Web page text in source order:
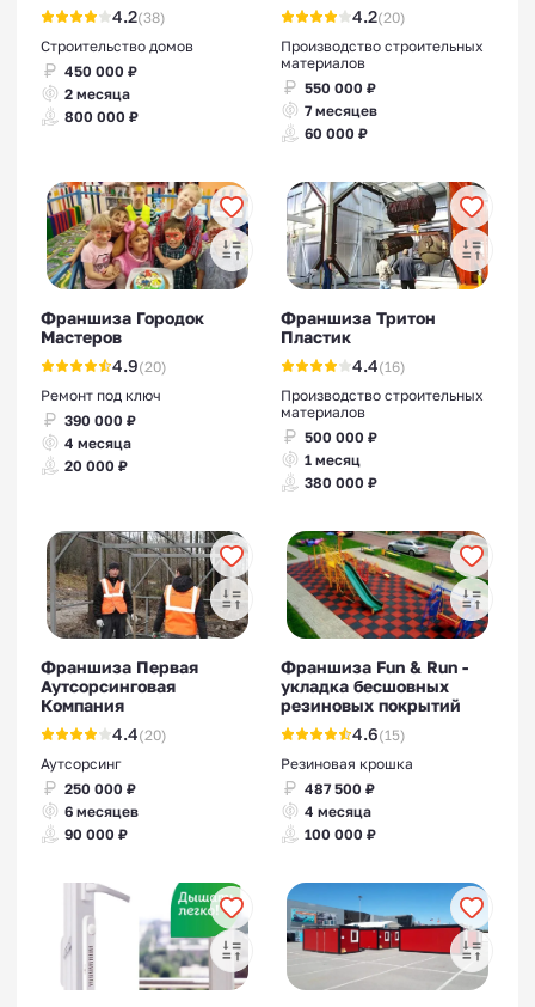
4.2(38)
Строительство домов
450 000 ₽
2 месяца
800 000 ₽
4.2(20)
Производство строительных
материалов
550 000 ₽
7 месяцев
60 000 ₽
Франшиза Городок
Мастеров
4.9(20)
Ремонт под ключ
390 000 ₽
4 месяца
20 000 ₽
Франшиза Тритон
Пластик
4.4(16)
Производство строительных
материалов
500 000 ₽
1 месяц
380 000 ₽
Франшиза Первая
Аутсорсинговая
Компания
4.4(20)
Аутсорсинг
250 000 ₽
6 месяцев
90 000 ₽
Франшиза Fun & Run -
укладка бесшовных
резиновых покрытий
4.6(15)
Резиновая крошка
487 500 ₽
4 месяца
100 000 ₽